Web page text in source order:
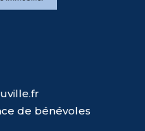
de bénévoles